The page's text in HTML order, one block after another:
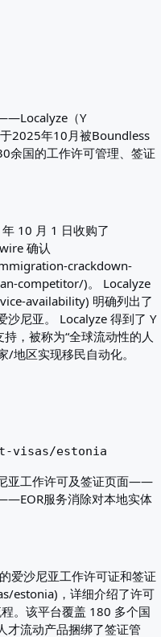
（Y
2025年10月被Boundless
国的工作许可管理、签证
10 月 1 日收购了
确认
crackdown-
competitor/)。 Localyze
availability) 明确列出了
沙尼亚。 Localyze 得到了 Y
，被称为“全球流动性的人
/地区实现移民自动化。
visas/estonia
亚工作许可及签证页面——
服务消除对本地实体
爱沙尼亚工作许可证和签证
estonia)，详细介绍了许可
。该平台覆盖 180 多个国
才流动产品捆绑了签证管